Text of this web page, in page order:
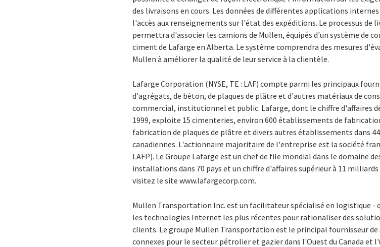
des livraisons en cours. Les données de différentes applications
l'accès aux renseignements sur l'état des expéditions. Le processus
permettra d'associer les camions de Mullen, équipés d'un système de
ciment de Lafarge en Alberta. Le système comprendra des mesures
Mullen à améliorer la qualité de leur service à la clientèle.
Lafarge Corporation (NYSE, TE : LAF) compte parmi les principaux
d'agrégats, de béton, de plaques de plâtre et d'autres matériaux de
commercial, institutionnel et public. Lafarge, dont le chiffre d'affaires
1999, exploite 15 cimenteries, environ 600 établissements de
fabrication de plaques de plâtre et divers autres établissements dans
canadiennes. L'actionnaire majoritaire de l'entreprise est la société
LAFP). Le Groupe Lafarge est un chef de file mondial dans le domaine
installations dans 70 pays et un chiffre d'affaires supérieur à 11
visitez le site www.lafargecorp.com.
Mullen Transportation Inc. est un facilitateur spécialisé en logistique -
les technologies Internet les plus récentes pour rationaliser des
clients. Le groupe Mullen Transportation est le principal fournisseur de
connexes pour le secteur pétrolier et gazier dans l'Ouest du Canada et